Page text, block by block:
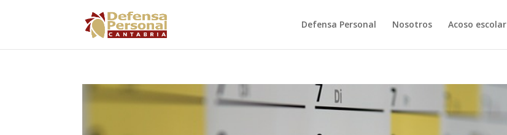
Defensa Personal Nosotros Acoso escolar